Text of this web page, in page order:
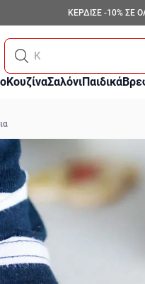
ΚΕΡΔΙΣΕ -10% ΣΕ
Κάνε αναζήτηση με
ΚουζίναΣαλόνιΠαιδικά